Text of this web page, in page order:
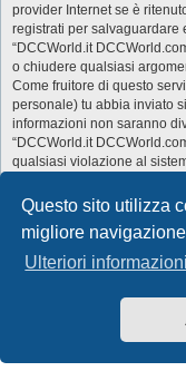
Questo sito utilizza
migliore
Ulteriori informazioni
provider Internet se è
registrati per salvaguardare
“DCCWorld.it
o chiudere qualsiasi
Come fruitore di questo
personale) tu abbia inviato
informazioni non saranno
“DCCWorld.it
qualsiasi violazione al
Indice
Style